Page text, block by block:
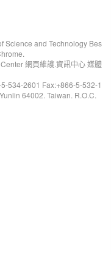
Science and Technology Bes
網頁維護.資訊中心 媒體
534-2601 Fax:+866-5-532-1
64002. Taiwan. R.O.C.